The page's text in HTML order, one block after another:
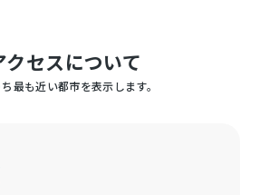
セスについて
最も近い都市を表示します。